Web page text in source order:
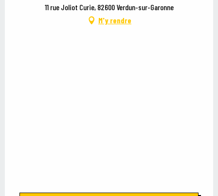
11 rue Joliot Curie, 82600 Verdun-sur-Garonne
M'y rendre